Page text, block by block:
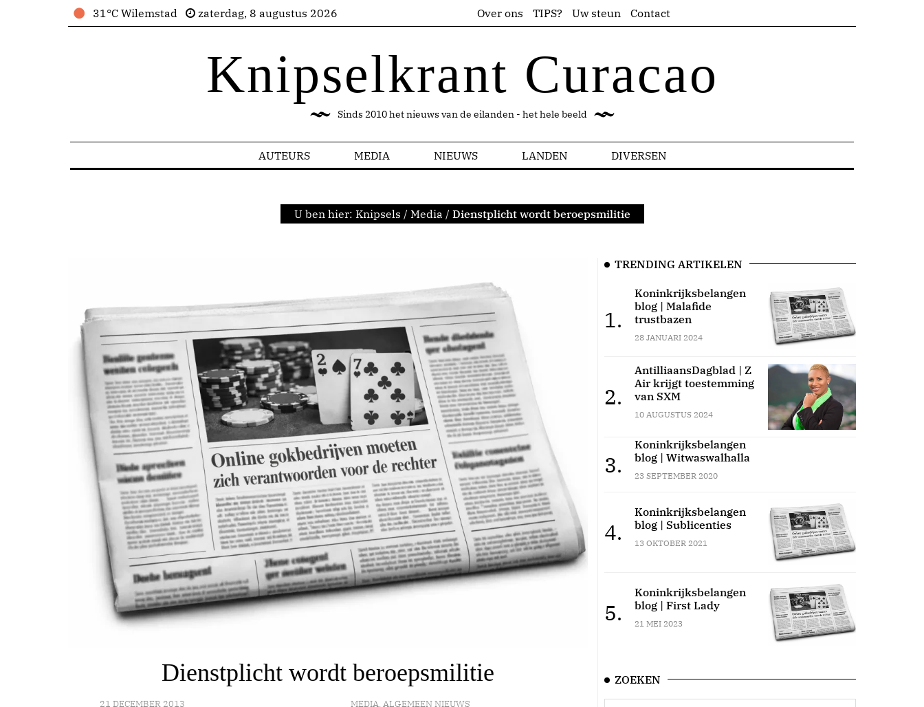
31°C Wilemstad zaterdag, 8 augustus 2026 Over ons TIPS? Uw steun Contact
Knipselkrant Curacao
Sinds 2010 het nieuws van de eilanden - het hele beeld
AUTEURS MEDIA NIEUWS LANDEN DIVERSEN
U ben hier: Knipsels / Media / Dienstplicht wordt beroepsmilitie
Dienstplicht wordt beroepsmilitie
21 DECEMBER 2013
MEDIA, ALGEMEEN NIEUWS
TRENDING ARTIKELEN
1.
Koninkrijksbelangen
blog | Malafide
trustbazen
28 JANUARI 2024
2.
AntilliaansDagblad | Z
Air krijgt toestemming
van SXM
10 AUGUSTUS 2024
3.
Koninkrijksbelangen
blog | Witwaswalhalla
23 SEPTEMBER 2020
4.
Koninkrijksbelangen
blog | Sublicenties
13 OKTOBER 2021
5.
Koninkrijksbelangen
blog | First Lady
21 MEI 2023
ZOEKEN